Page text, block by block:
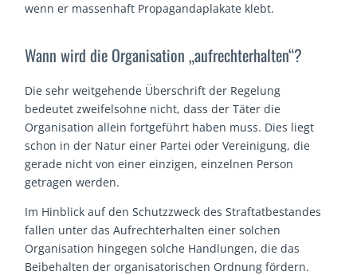
wenn er massenhaft Propagandaplakate klebt.
Wann wird die Organisation „aufrechterhalten“?
Die sehr weitgehende Überschrift der Regelung
bedeutet zweifelsohne nicht, dass der Täter die
Organisation allein fortgeführt haben muss. Dies liegt
schon in der Natur einer Partei oder Vereinigung, die
gerade nicht von einer einzigen, einzelnen Person
getragen werden.
Im Hinblick auf den Schutzzweck des Straftatbestandes
fallen unter das Aufrechterhalten einer solchen
Organisation hingegen solche Handlungen, die das
Beibehalten der organisatorischen Ordnung fördern.